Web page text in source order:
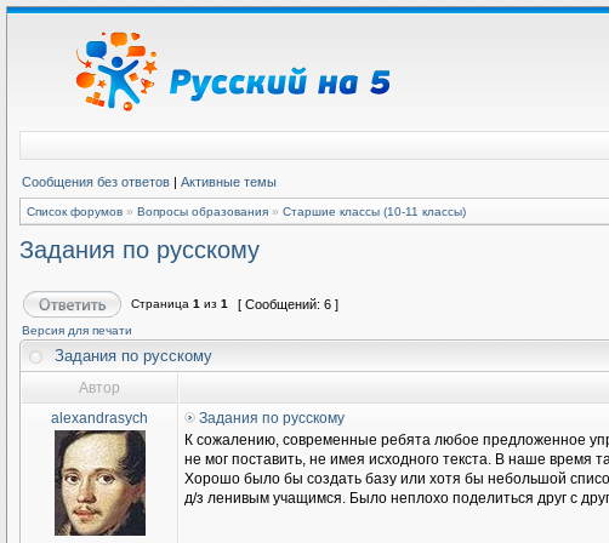
Сообщения без ответов | Активные темы
Список форумов » Вопросы образования » Старшие классы (10-11 классы)
Задания по русскому
Страница 1 из 1 [ Сообщений: 6 ]
Версия для печати
Задания по русскому
Автор
alexandrasych
Задания по русскому
К сожалению, современные ребята любое предложенное
не мог поставить, не имея исходного текста. В наше время
Хорошо было бы создать базу или хотя бы небольшой
д/з ленивым учащимся. Было неплохо поделиться друг с